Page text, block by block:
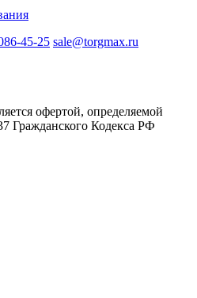
45-25 sale@torgmax.ru
офертой, определяемой
Гражданского Кодекса РФ